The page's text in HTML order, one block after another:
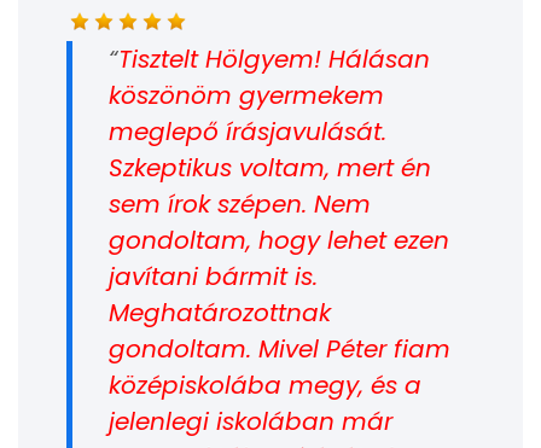
Tisztelt Hölgyem! Hálásan
köszönöm gyermekem
meglepő írásjavulását.
Szkeptikus voltam, mert én
sem írok szépen. Nem
gondoltam, hogy lehet ezen
javítani bármit is.
Meghatározottnak
gondoltam. Mivel Péter fiam
középiskolába megy, és a
jelenlegi iskolában már